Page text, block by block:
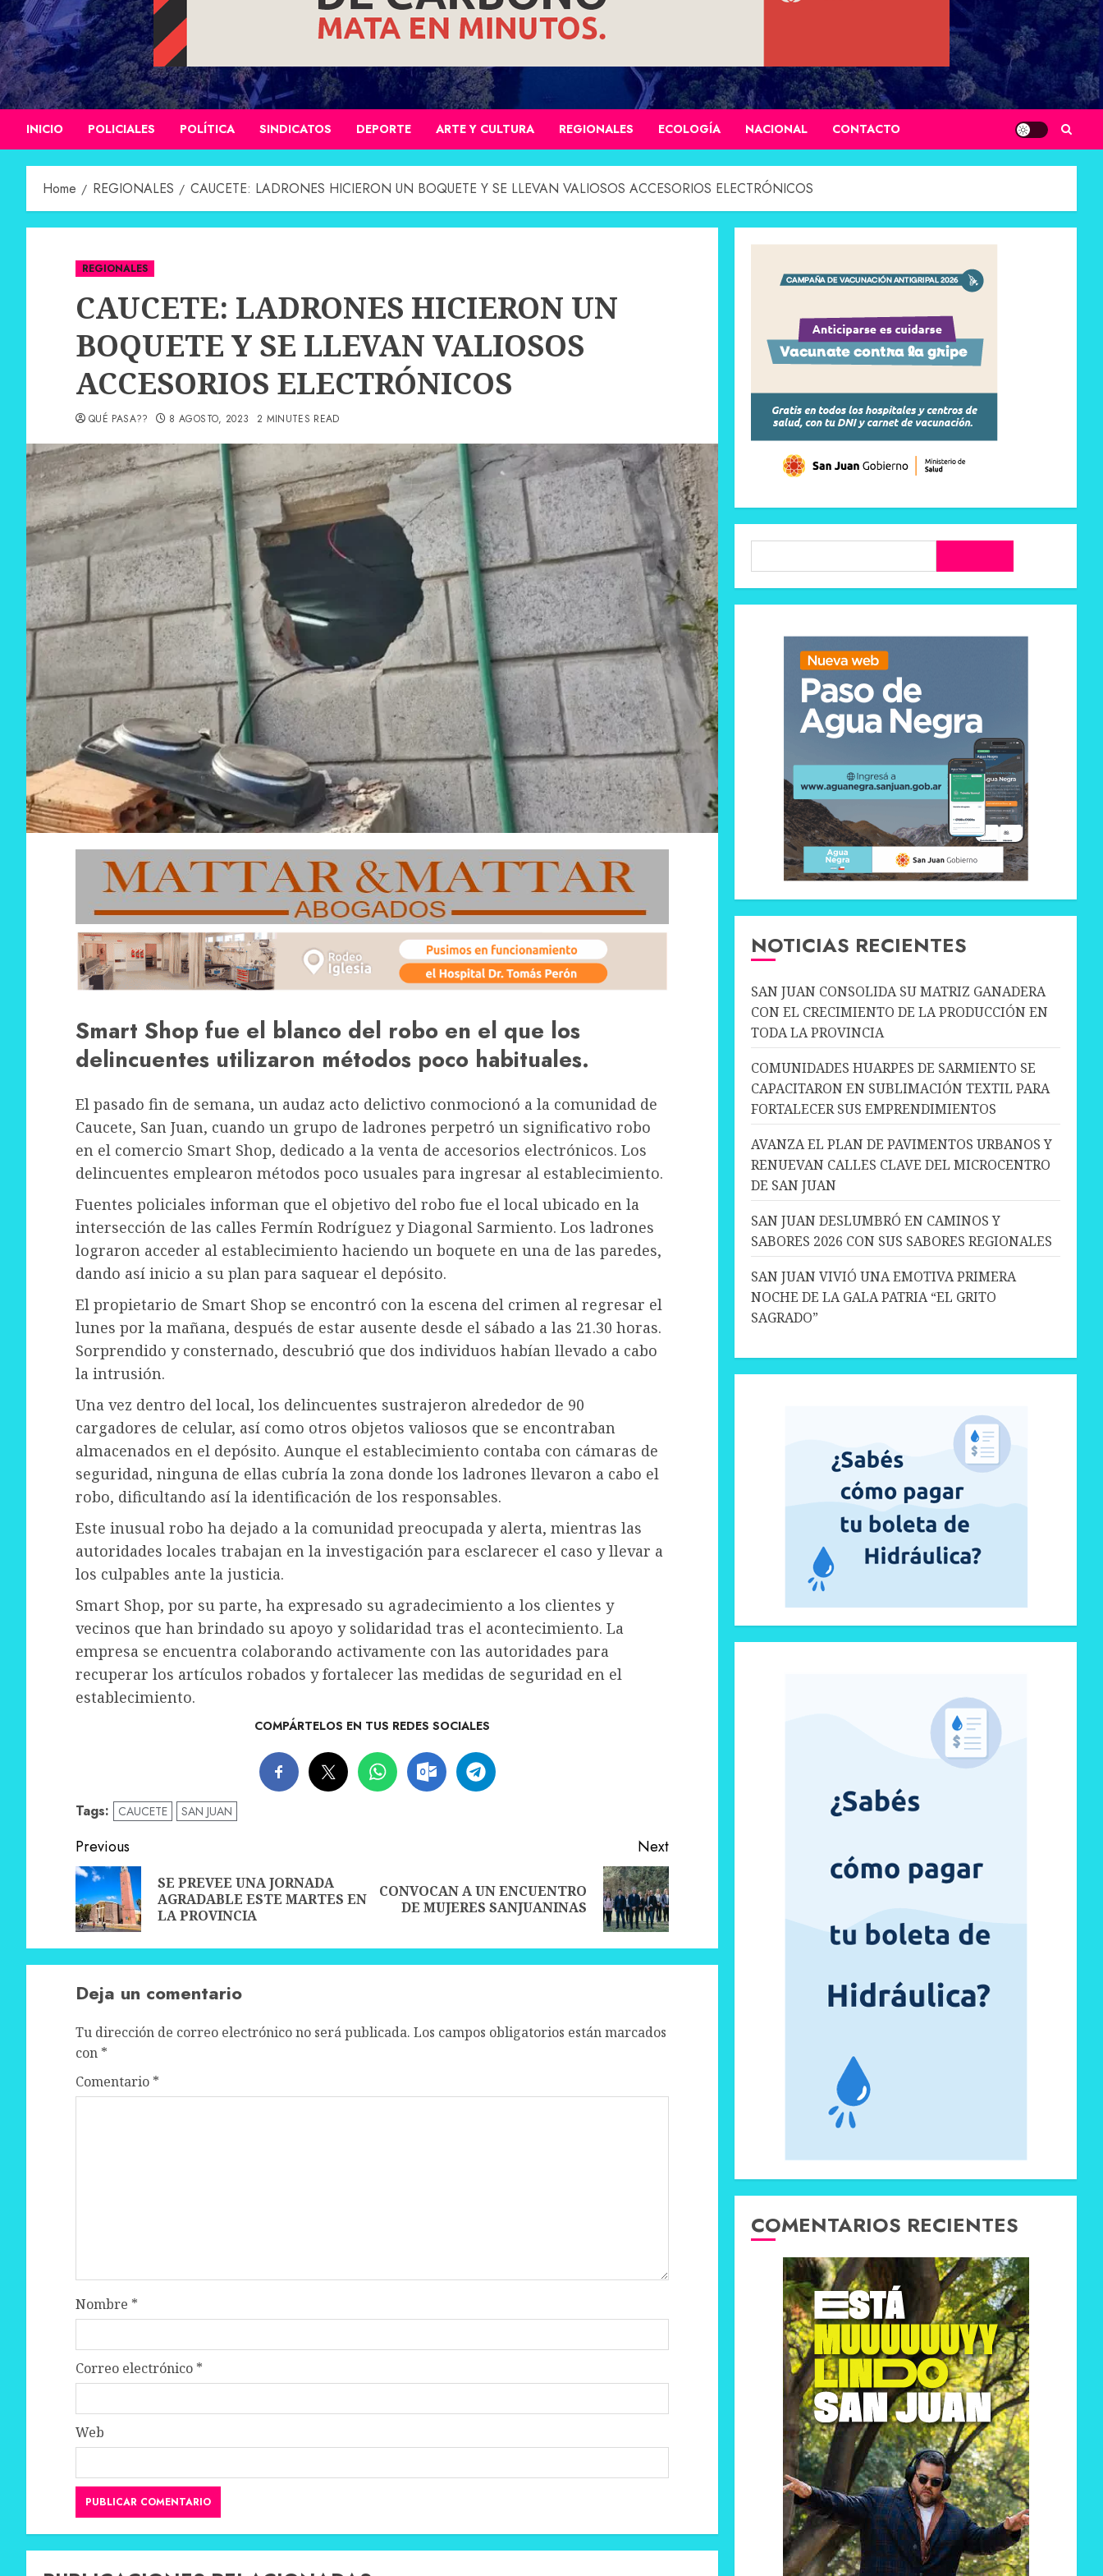
INICIO POLICIALES POLÍTICA SINDICATOS DEPORTE ARTE Y CULTURA REGIONALES ECOLOGÍA NACIONAL CONTACTO
Home REGIONALES CAUCETE: LADRONES HICIERON UN BOQUETE Y SE LLEVAN VALIOSOS ACCESORIOS ELECTRÓNICOS
REGIONALES
CAUCETE: LADRONES HICIERON UN
BOQUETE Y SE LLEVAN VALIOSOS
ACCESORIOS ELECTRÓNICOS
QUÉ PASA?? 8 AGOSTO, 2023 2 MINUTES READ
Smart Shop fue el blanco del robo en el que los
delincuentes utilizaron métodos poco habituales.
El pasado fin de semana, un audaz acto delictivo conmocionó a la comunidad de
Caucete, San Juan, cuando un grupo de ladrones perpetró un significativo robo
en el comercio Smart Shop, dedicado a la venta de accesorios electrónicos. Los
delincuentes emplearon métodos poco usuales para ingresar al establecimiento.
Fuentes policiales informan que el objetivo del robo fue el local ubicado en la
intersección de las calles Fermín Rodríguez y Diagonal Sarmiento. Los ladrones
lograron acceder al establecimiento haciendo un boquete en una de las paredes,
dando así inicio a su plan para saquear el depósito.
El propietario de Smart Shop se encontró con la escena del crimen al regresar el
lunes por la mañana, después de estar ausente desde el sábado a las 21.30 horas.
Sorprendido y consternado, descubrió que dos individuos habían llevado a cabo
la intrusión.
Una vez dentro del local, los delincuentes sustrajeron alrededor de 90
cargadores de celular, así como otros objetos valiosos que se encontraban
almacenados en el depósito. Aunque el establecimiento contaba con cámaras de
seguridad, ninguna de ellas cubría la zona donde los ladrones llevaron a cabo el
robo, dificultando así la identificación de los responsables.
Este inusual robo ha dejado a la comunidad preocupada y alerta, mientras las
autoridades locales trabajan en la investigación para esclarecer el caso y llevar a
los culpables ante la justicia.
Smart Shop, por su parte, ha expresado su agradecimiento a los clientes y
vecinos que han brindado su apoyo y solidaridad tras el acontecimiento. La
empresa se encuentra colaborando activamente con las autoridades para
recuperar los artículos robados y fortalecer las medidas de seguridad en el
establecimiento.
COMPÁRTELOS EN TUS REDES SOCIALES
Tags: CAUCETE SAN JUAN
Post
navigation
Previous
Previous
post:
SE PREVEE UNA JORNADA
AGRADABLE ESTE MARTES EN
LA PROVINCIA
Next
Next
post:
CONVOCAN A UN ENCUENTRO
DE MUJERES SANJUANINAS
Deja un comentario
Tu dirección de correo electrónico no será publicada. Los campos obligatorios están marcados
con *
Comentario *
Nombre *
Correo electrónico *
Web
NOTICIAS RECIENTES
SAN JUAN CONSOLIDA SU MATRIZ GANADERA
CON EL CRECIMIENTO DE LA PRODUCCIÓN EN
TODA LA PROVINCIA
COMUNIDADES HUARPES DE SARMIENTO SE
CAPACITARON EN SUBLIMACIÓN TEXTIL PARA
FORTALECER SUS EMPRENDIMIENTOS
AVANZA EL PLAN DE PAVIMENTOS URBANOS Y
RENUEVAN CALLES CLAVE DEL MICROCENTRO
DE SAN JUAN
SAN JUAN DESLUMBRÓ EN CAMINOS Y
SABORES 2026 CON SUS SABORES REGIONALES
SAN JUAN VIVIÓ UNA EMOTIVA PRIMERA
NOCHE DE LA GALA PATRIA “EL GRITO
SAGRADO”
COMENTARIOS RECIENTES